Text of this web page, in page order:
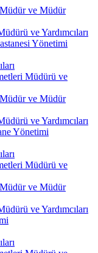
ve Müdür
ve Yardımcıları
Yönetimi
Müdürü ve
ve Müdür
ve Yardımcıları
Yönetimi
Müdürü ve
ve Müdür
ve Yardımcıları